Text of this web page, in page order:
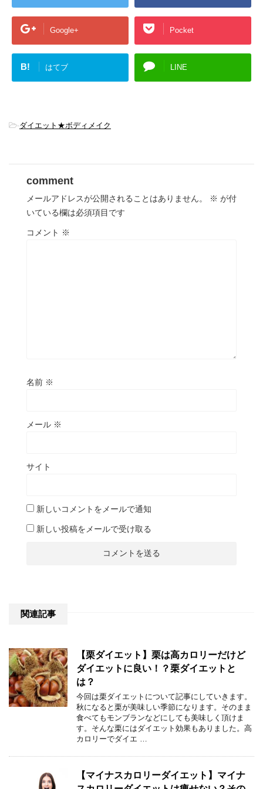
Google+ Pocket
B! はてブ LINE
-ダイエット★ボディメイク
comment
メールアドレスが公開されることはありません。 ※ が付
いている欄は必須項目です
コメント ※
名前 ※
メール ※
サイト
新しいコメントをメールで通知
新しい投稿をメールで受け取る
関連記事
【栗ダイエット】栗は高カロリーだけど
ダイエットに良い！？栗ダイエットと
は？
今回は栗ダイエットについて記事にしていきます。
秋になると栗が美味しい季節になります。そのまま
食べてもモンブランなどにしても美味しく頂けま
す。そんな栗にはダイエット効果もありました。高
カロリーでダイエ …
【マイナスカロリーダイエット】マイナ